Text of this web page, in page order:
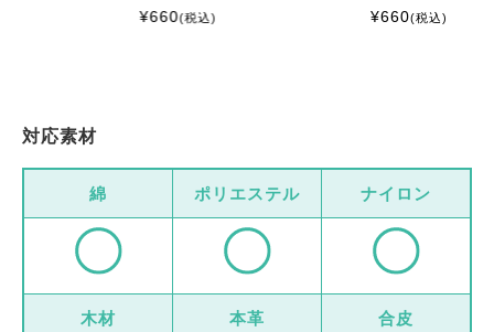
¥660(税込) ¥660(税込)
対応素材
綿 ポリエステル ナイロン
木材 本革 合皮